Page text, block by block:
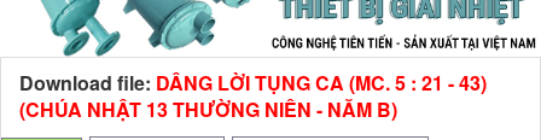
Download file: DÂNG LỜI TỤNG CA (MC. 5 : 21 - 43)
(CHÚA NHẬT 13 THƯỜNG NIÊN - NĂM B)